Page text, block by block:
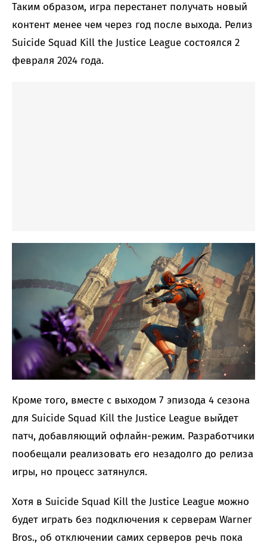
Таким образом, игра перестанет получать новый
контент менее чем через год после выхода. Релиз
Suicide Squad Kill the Justice League состоялся 2
февраля 2024 года.
Кроме того, вместе с выходом 7 эпизода 4 сезона
для Suicide Squad Kill the Justice League выйдет
патч, добавляющий офлайн-режим. Разработчики
пообещали реализовать его незадолго до релиза
игры, но процесс затянулся.
Хотя в Suicide Squad Kill the Justice League можно
будет играть без подключения к серверам Warner
Bros., об отключении самих серверов речь пока